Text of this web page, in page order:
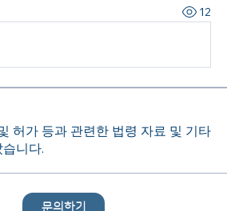
12
허가 등과 관련한 법령 자료 및 기타
니다.
문의하기